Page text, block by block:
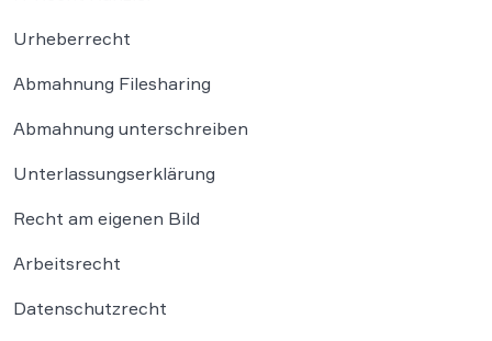
Urheberrecht
Abmahnung Filesharing
Abmahnung unterschreiben
Unterlassungserklärung
Recht am eigenen Bild
Arbeitsrecht
Datenschutzrecht